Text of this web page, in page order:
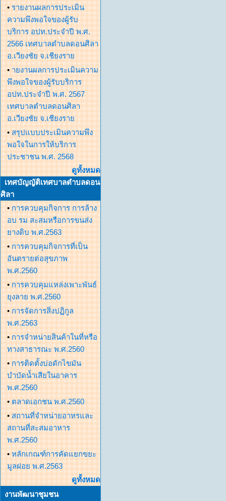
• รายงานผลการประเมิน
ความพึงพอใจของผู้รับ
บริการ อปท.ประจำปี พ.ศ.
2566 เทศบาลตำบลดอนศิลา
อ.เวียงชัย จ.เชียงราย
• ายงานผลการประเมินความ
พึงพอใจของผู้รับบริการ
อปท.ประจำปี พ.ศ. 2567
เทศบาลตำบลดอนศิลา
อ.เวียงชัย จ.เชียงราย
• สรุปแบบประเมินความพึง
พอใจในการให้บริการ
ประชาชน พ.ศ. 2568
ดูทั้งหมด
เทศบัญญัติเทศบาลตำบลดอน
ศิลา
• การควบคุมกิจการ การล้าง
อบ รม สะสมหรือการขนส่ง
ยางดิบ พ.ศ.2563
• การควบคุมกิจการที่เป็น
อันตรายต่อสุขภาพ
พ.ศ.2560
• การควบคุมแหล่งเพาะพันธ์
ยุงลาย พ.ศ.2560
• การจัดการสิ่งปฏิกูล
พ.ศ.2563
• การจำหน่ายสินค้าในที่หรือ
ทางสาธารณะ พ.ศ.2560
• การติดตั้งบ่อดักไขมัน
บำบัดน้ำเสียในอาคาร
พ.ศ.2560
• ตลาดเอกชน พ.ศ.2560
• สถานที่จำหน่ายอาหรและ
สถานที่สะสมอาหาร
พ.ศ.2560
• หลักเกณฑ์การคัดแยกขยะ
มูลฝอย พ.ศ.2563
ดูทั้งหมด
งานพัฒนาชุมชน